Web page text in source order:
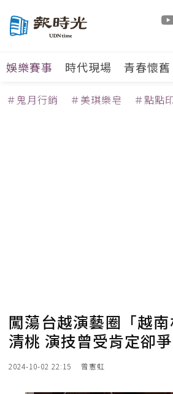
娛樂賽事 時代現場 青春懷舊
＃鬼月行銷 ＃美琪樂皂 ＃點點
闖蕩台越演藝圈「越
清桃 演技曾受肯定卻
2024-10-02 22:15 曾憲虹